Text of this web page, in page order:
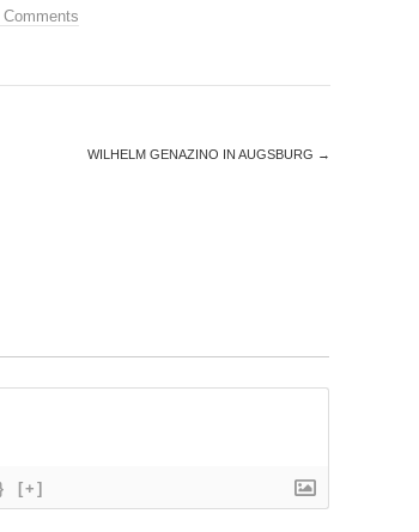
Comments
WILHELM GENAZINO IN AUGSBURG →
[+]